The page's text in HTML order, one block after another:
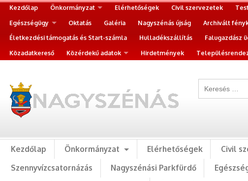
Kezdőlap Önkormányzat Elérhetőségek Civil szervezetek
Egészségügy
Oktatás Galéria Nagyszénás újság Archivált
Életkezdési támogatás és Start-számla
Hulladékszállítás Falugazdász
Közadatkereső
Közérdekű adatok Hirdetmények
Kezdőlap Önkormányzat Elérhetőségek Civil
Szennyvízcsatornázás
Nagyszénási Parkfürdő